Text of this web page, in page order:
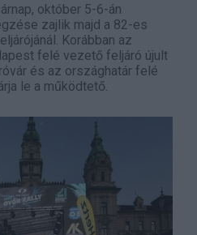
október 5-6-án
zajlik majd a 82-es
Korábban az
felé vezető feljáró újult
és az országhatár felé
le a működtető.